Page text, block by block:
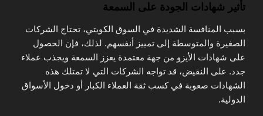
تأثير شهادات الجودة على السمعة
بسبب المنافسة الشديدة في السوق الكويتي، تحتاج الشركات
الصغيرة والمتوسطة إلى تمييز أنفسهم. لذلك، فإن الحصول
على شهادات الأيزو من جهة معتمدة يعزز السمعة ويجذب عملاء
جدد. على النقيض، قد تواجه الشركات التي لا تمتلك هذه
الشهادات صعوبة في كسب ثقة العملاء الكبار أو دخول الأسواق
الدولية.